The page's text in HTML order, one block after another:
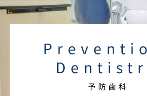
予防歯科